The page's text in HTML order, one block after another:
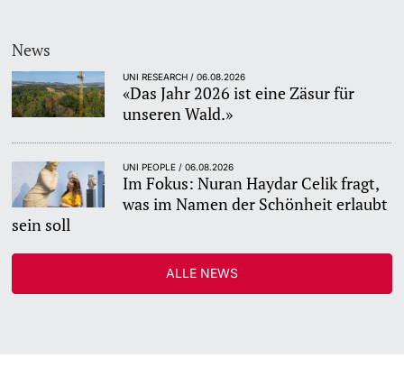
Militär- & Zivildienst
Inklusive Universität
Koordinationsstelle für Geflüchtete
Beratungswegweiser
Lernen & Lehren
News
UNI RESEARCH / 06.08.2026
«Das Jahr 2026 ist eine Zäsur für
unseren Wald.»
UNI PEOPLE / 06.08.2026
Im Fokus: Nuran Haydar Celik fragt,
was im Namen der Schönheit erlaubt
sein soll
ALLE NEWS